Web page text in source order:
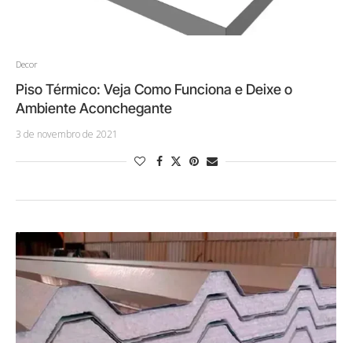
Decor
Piso Térmico: Veja Como Funciona e Deixe o
Ambiente Aconchegante
3 de novembro de 2021